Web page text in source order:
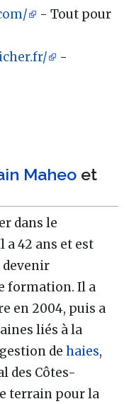
- Tout pour
-
Maheo et
dans le
a 42 ans et est
devenir
formation. Il a
en 2004, puis a
liés à la
de haies,
des Côtes-
terrain pour la